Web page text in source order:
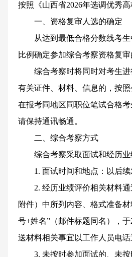
按照《山西省2026年选调优秀
一、资格复审人选的确定
从达到最低合格分数线考
比例确定参加综合考察资格复
综合考察时将同时对考生
有关证件、材料、信息的，按
在报考同地区同职位笔试合格
请保持通讯畅通。
二、综合考察方式
综合考察采取面试和经历
1. 面试时间和地点：以后续
2. 经历业绩评价相关材料
附件）中所列内容、格式准备
号+姓名”（邮件标题同名），于
送材料相关事宜以工作人员电话
3. 未按时参加面试的、未